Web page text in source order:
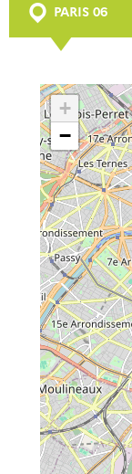
PARIS 06
+
−